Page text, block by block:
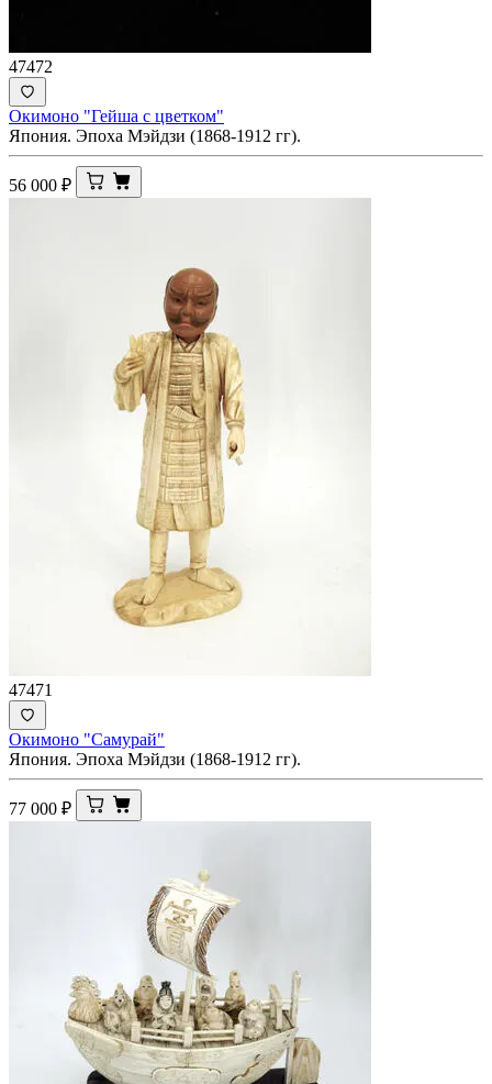
47472
Окимоно "Гейша с цветком"
Япония. Эпоха Мэйдзи (1868-1912 гг).
56 000 ₽
47471
Окимоно "Самурай"
Япония. Эпоха Мэйдзи (1868-1912 гг).
77 000 ₽